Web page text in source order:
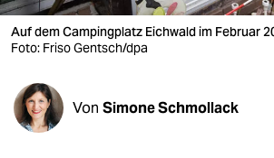
verlag
verlag
veranstaltungen
shop
Auf dem Campingplatz Eichwald im Februar
Foto: Friso Gentsch/dpa
Von Simone Schmollack